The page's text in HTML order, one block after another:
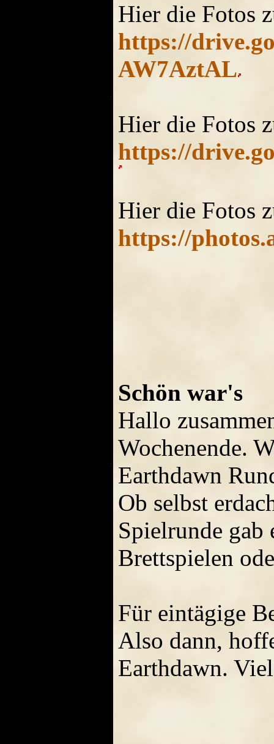
Hier die Fotos
https://
AW7AztAL
Hier die Fotos
https://
Hier die Fotos
https://
Schön war's
Hallo
Wochenende.
Earthdawn
Ob selbst
Spielrunde gab
Brettspielen
Für eintägige
Also dann,
Earthdawn.